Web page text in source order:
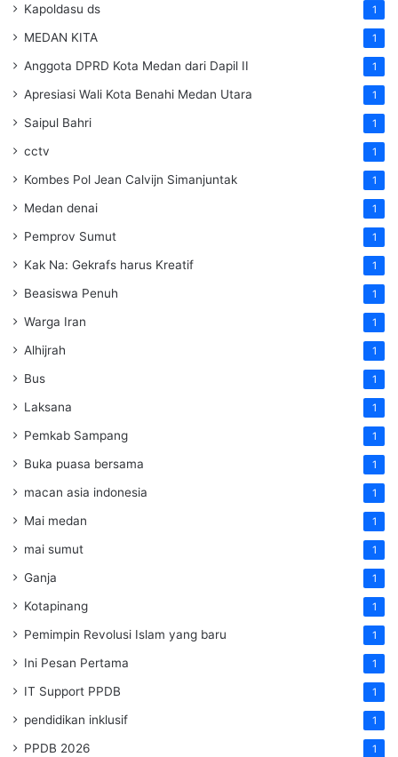
Kapoldasu ds 1
MEDAN KITA 1
Anggota DPRD Kota Medan dari Dapil II 1
Apresiasi Wali Kota Benahi Medan Utara 1
Saipul Bahri 1
cctv 1
Kombes Pol Jean Calvijn Simanjuntak 1
Medan denai 1
Pemprov Sumut 1
Kak Na: Gekrafs harus Kreatif 1
Beasiswa Penuh 1
Warga Iran 1
Alhijrah 1
Bus 1
Laksana 1
Pemkab Sampang 1
Buka puasa bersama 1
macan asia indonesia 1
Mai medan 1
mai sumut 1
Ganja 1
Kotapinang 1
Pemimpin Revolusi Islam yang baru 1
Ini Pesan Pertama 1
IT Support PPDB 1
pendidikan inklusif 1
PPDB 2026 1